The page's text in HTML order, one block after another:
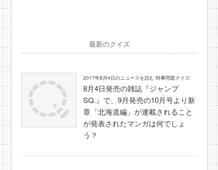
最新のクイズ
2017年8月4日のニュースを読む 時事問題クイズ
8月4日発売の雑誌『ジャンプ
SQ.』で、9月発売の10月号より新
章「北海道編」が連載されること
が発表されたマンガは何でしょ
う？